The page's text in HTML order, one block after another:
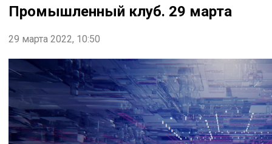
Промышленный клуб. 29 марта
29 марта 2022, 10:50